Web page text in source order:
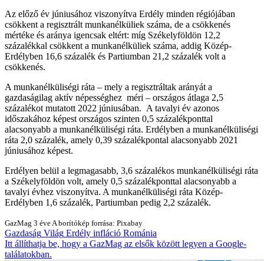
Az előző év júniusához viszonyítva Erdély minden régiójában
csökkent a regisztrált munkanélküliek száma, de a csökkenés
mértéke és aránya igencsak eltért: míg Székelyföldön 12,2
százalékkal csökkent a munkanélküliek száma, addig Közép-
Erdélyben 16,6 százalék és Partiumban 21,2 százalék volt a
csökkenés.
A munkanélküliségi ráta – mely a regisztráltak arányát a
gazdaságilag aktív népességhez méri – országos átlaga 2,5
százalékot mutatott 2022 júniusában. A tavalyi év azonos
időszakához képest országos szinten 0,5 százalékponttal
alacsonyabb a munkanélküliségi ráta. Erdélyben a munkanélküliségi
ráta 2,0 százalék, amely 0,39 százalékpontal alacsonyabb 2021
júniusához képest.
Erdélyen belül a legmagasabb, 3,6 százalékos munkanélküliségi ráta
a Székelyföldön volt, amely 0,5 százalékponttal alacsonyabb a
tavalyi évhez viszonyítva. A munkanélküliségi ráta Közép-
Erdélyben 1,6 százalék, Partiumban pedig 2,2 százalék.
GazMag 3 éveA borítókép forrása: Pixabay
Gazdaság Világ Erdély infláció Románia
Itt állíthatja be, hogy a GazMag az elsők között legyen a Google-
találatokban.